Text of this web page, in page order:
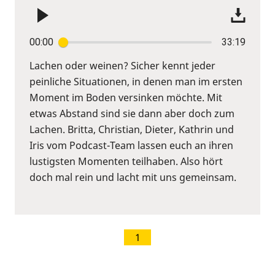
00:00 33:19
Lachen oder weinen? Sicher kennt jeder
peinliche Situationen, in denen man im ersten
Moment im Boden versinken möchte. Mit
etwas Abstand sind sie dann aber doch zum
Lachen. Britta, Christian, Dieter, Kathrin und
Iris vom Podcast-Team lassen euch an ihren
lustigsten Momenten teilhaben. Also hört
doch mal rein und lacht mit uns gemeinsam.
1